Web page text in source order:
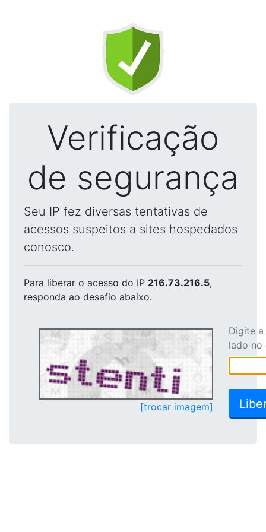
Verificação
de segurança
Seu IP fez diversas tentativas de
acessos suspeitos a sites hospedados
conosco.
Para liberar o acesso do IP 216.73.216.5,
responda ao desafio abaixo.
[trocar imagem]
Digite
lado no